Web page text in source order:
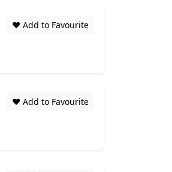
❤️ Add to Favourite
❤️ Add to Favourite